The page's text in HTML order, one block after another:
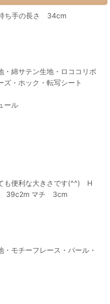
手の長さ 34cm
・綿サテン生地・ロココリボ
ズ・ホック・転写シート
ール
も便利な大きさです(^^) H
マチ 3cm
モチーフレース・パール・